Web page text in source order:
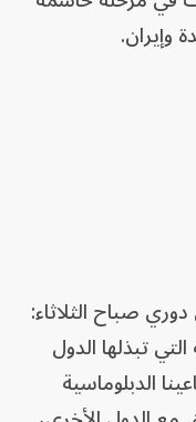
وإيران.
صباح الثلاثاء:
تبذلها الدول
الدبلوماسية